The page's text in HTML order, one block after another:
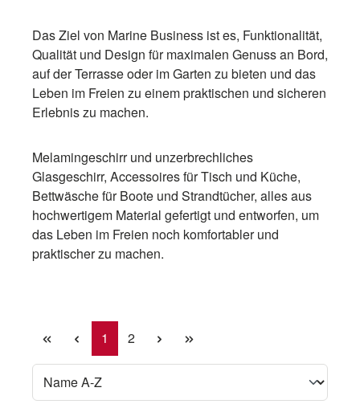
Das Ziel von Marine Business ist es, Funktionalität,
Qualität und Design für maximalen Genuss an Bord,
auf der Terrasse oder im Garten zu bieten und das
Leben im Freien zu einem praktischen und sicheren
Erlebnis zu machen.
Melamingeschirr und unzerbrechliches
Glasgeschirr, Accessoires für Tisch und Küche,
Bettwäsche für Boote und Strandtücher, alles aus
hochwertigem Material gefertigt und entworfen, um
das Leben im Freien noch komfortabler und
praktischer zu machen.
Seite
1 Seite
2